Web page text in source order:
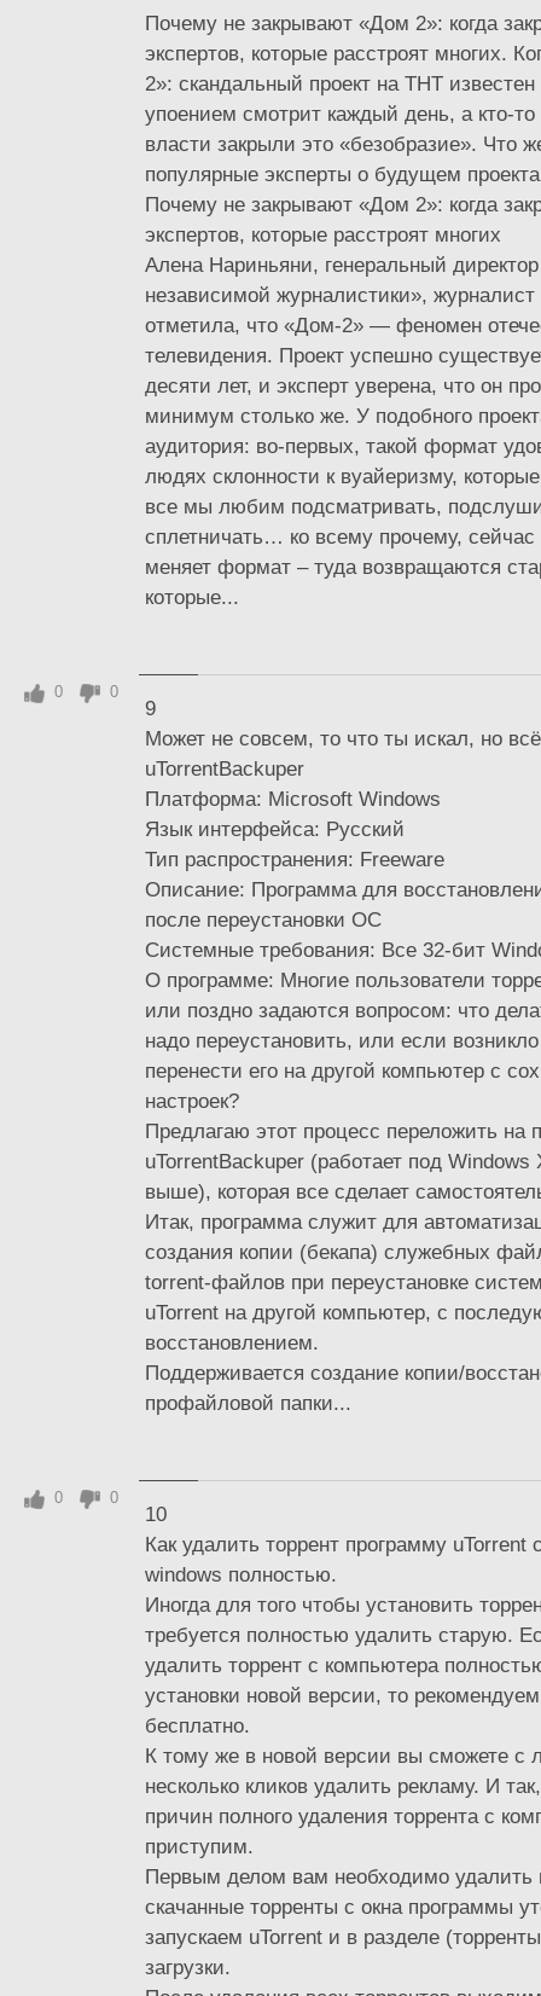
Почему не закрывают «Дом 2»: когда
экспертов, которые расстроят многих.
2»: скандальный проект на ТНТ
упоением смотрит каждый день, а кто-то
власти закрыли это «безобразие». Что
популярные эксперты о будущем
Почему не закрывают «Дом 2»: когда
экспертов, которые расстроят многих
Алена Нариньяни, генеральный
независимой журналистики», журналист
отметила, что «Дом-2» — феномен
телевидения. Проект успешно
десяти лет, и эксперт уверена, что он
минимум столько же. У подобного
аудитория: во-первых, такой формат
людях склонности к вуайеризму,
все мы любим подсматривать,
сплетничать… ко всему прочему, сейчас
меняет формат – туда возвращаются
которые...
9
Может не совсем, то что ты искал, но
uTorrentBackuper
Платформа: Microsoft Windows
Язык интерфейса: Русский
Тип распространения: Freeware
Описание: Программа для
после переустановки ОС
Системные требования: Все 32-бит
О программе: Многие пользователи
или поздно задаются вопросом: что
надо переустановить, или если
перенести его на другой компьютер с
настроек?
Предлагаю этот процесс переложить на
uTorrentBackuper (работает под Windows
выше), которая все сделает
Итак, программа служит для
создания копии (бекапа) служебных
torrent-файлов при переустановке
uTorrent на другой компьютер, с
восстановлением.
Поддерживается создание копии/
профайловой папки...
0 0
10
Как удалить торрент программу uTorrent
windows полностью.
Иногда для того чтобы установить
требуется полностью удалить старую.
удалить торрент с компьютера
установки новой версии, то
бесплатно.
К тому же в новой версии вы сможете с
несколько кликов удалить рекламу. И
причин полного удаления торрента с
приступим.
Первым делом вам необходимо удалить
скачанные торренты с окна программы
запускаем uTorrent и в разделе
загрузки.
0 0